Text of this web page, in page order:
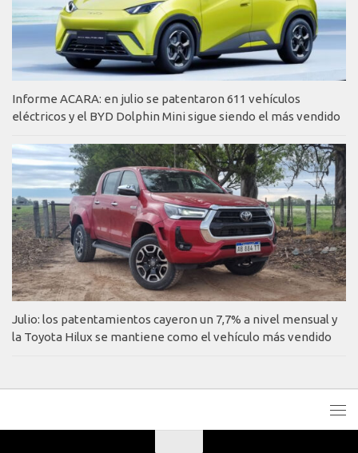
Informe ACARA: en julio se patentaron 611 vehículos
eléctricos y el BYD Dolphin Mini sigue siendo el más vendido
Julio: los patentamientos cayeron un 7,7% a nivel mensual y
la Toyota Hilux se mantiene como el vehículo más vendido